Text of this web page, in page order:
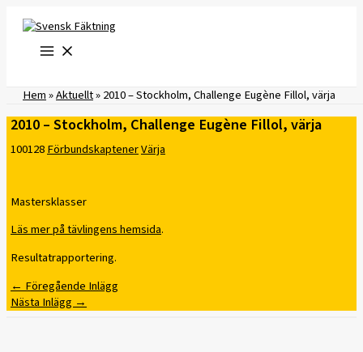
innehåll
Hem»Aktuellt»2010 – Stockholm, Challenge Eugène Fillol, värja
2010 – Stockholm, Challenge Eugène Fillol, värja
100128FörbundskaptenerVärja
Mastersklasser
Läs mer på tävlingens hemsida.
Resultatrapportering.
← Föregående Inlägg
Nästa Inlägg →